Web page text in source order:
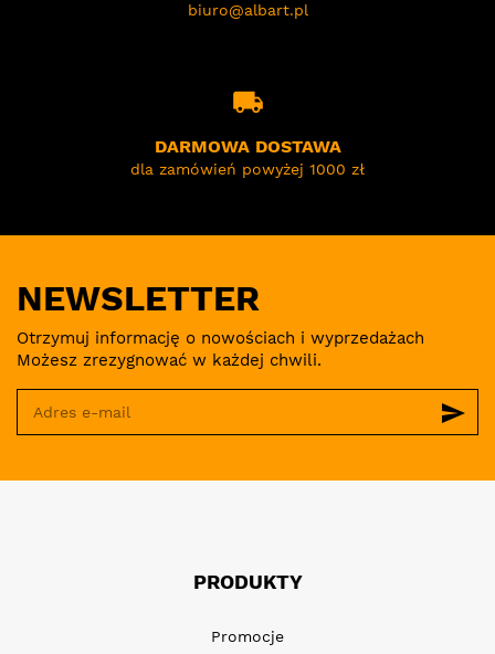
biuro@albart.pl
local_shipping
DARMOWA DOSTAWA
dla zamówień powyżej 1000 zł
NEWSLETTER
Otrzymuj informację o nowościach i wyprzedażach
Możesz zrezygnować w każdej chwili.
send
PRODUKTY
Promocje